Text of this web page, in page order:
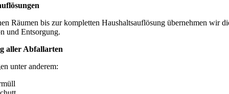
Räumen bis zur kompletten Haushaltsauflösung übernehmen wir
und Entsorgung.
aller Abfallarten
unter anderem: